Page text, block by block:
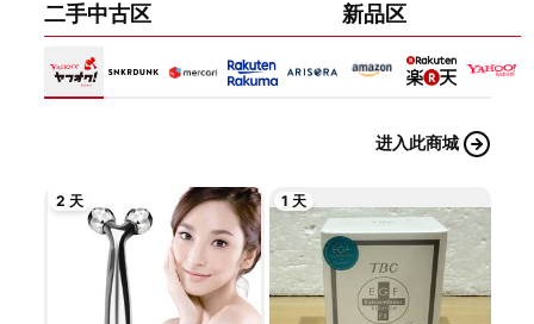
二手中古区 新品区
进入此商城
2 天 1 天